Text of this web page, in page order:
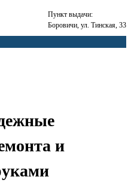
Пункт выдачи:
Боровичи, ул. Тинская, 33
и